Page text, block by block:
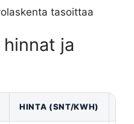
tasoittaa
ja
HINTA (SNT/KWH)